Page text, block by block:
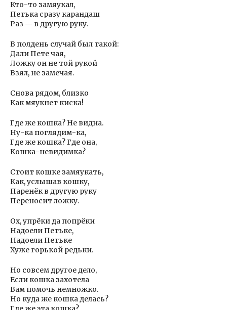
Кто-то замяукал,
Петька сразу карандаш
Раз — в другую руку.
В полдень случай был такой:
Дали Пете чая,
Ложку он не той рукой
Взял, не замечая.
Снова рядом, близко
Как мяукнет киска!
Где же кошка? Не видна.
Ну-ка поглядим-ка,
Где же кошка? Где она,
Кошка-невидимка?
Стоит кошке замяукать,
Как, услышав кошку,
Паренёк в другую руку
Переносит ложку.
Ох, упрёки да попрёки
Надоели Петьке,
Надоели Петьке
Хуже горькой редьки.
Но совсем другое дело,
Если кошка захотела
Вам помочь немножко.
Но куда же кошка делась?